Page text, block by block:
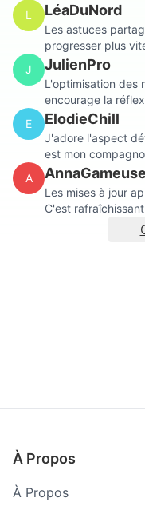
L
LéaDuNord
Les astuces
progresser plus
J
JulienPro
L'optimisation des
encourage la
E
ElodieChill
J'adore l'aspect
est mon
A
AnnaGameuse
Les mises à jour
C'est
À Propos
À Propos